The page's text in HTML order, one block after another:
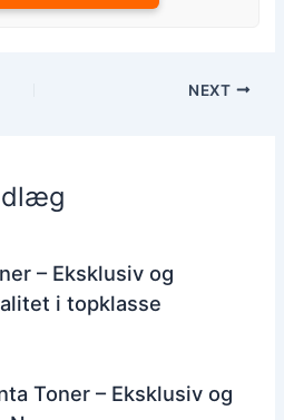
NEXT
– Eksklusiv og
i topklasse
Toner – Eksklusiv og